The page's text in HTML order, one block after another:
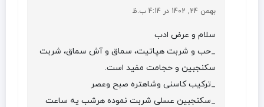
بهمن 24, 1402 در 4:14 ب.ظ
سلام و عرض ادب
_حب و شربت هپاتیت، سماق و آش سماق، شربت
سکنجبین و حجامت مفید است.
_ترکیب کاسنی وشاهتره صبح وعصر
_سکنجبین عسلی شربت نموده هرشب یه ساعت